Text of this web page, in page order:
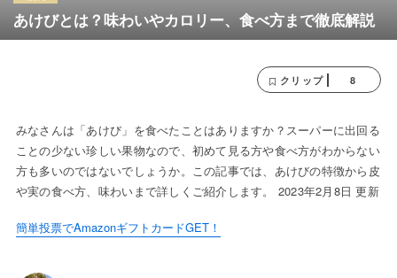
あけびとは？味わいやカロリー、食べ方まで徹底解説
クリップ 8
みなさんは「あけび」を食べたことはありますか？スーパーに出回る
ことの少ない珍しい果物なので、初めて見る方や食べ方がわからない
方も多いのではないでしょうか。この記事では、あけびの特徴から皮
や実の食べ方、味わいまで詳しくご紹介します。 2023年2月8日 更新
簡単投票でAmazonギフトカードGET！